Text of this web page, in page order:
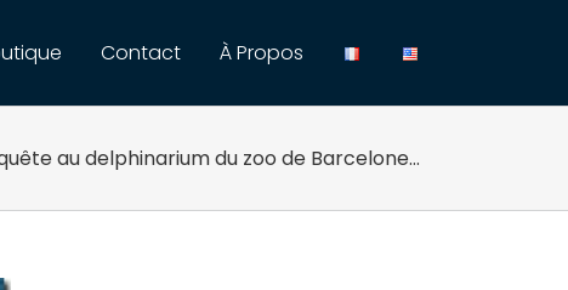
Contact À Propos
au delphinarium du zoo de Barcelone…